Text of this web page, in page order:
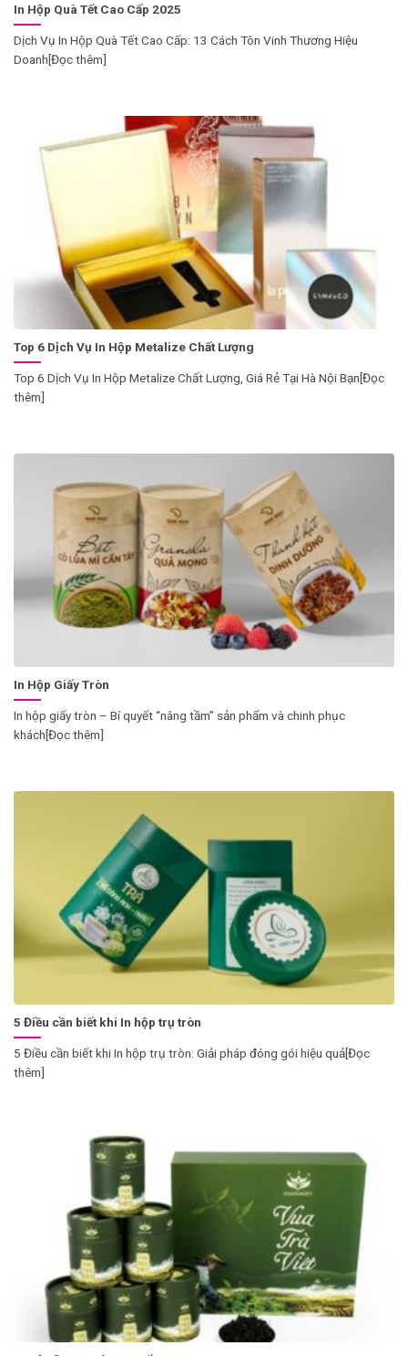
In Hộp Quà Tết Cao Cấp 2025
Dịch Vụ In Hộp Quà Tết Cao Cấp: 13 Cách Tôn Vinh Thương Hiệu
Doanh[Đọc thêm]
Top 6 Dịch Vụ In Hộp Metalize Chất Lượng
Top 6 Dịch Vụ In Hộp Metalize Chất Lượng, Giá Rẻ Tại Hà Nội Bạn[Đọc
thêm]
In Hộp Giấy Tròn
In hộp giấy tròn – Bí quyết “nâng tầm” sản phẩm và chinh phục
khách[Đọc thêm]
5 Điều cần biết khi In hộp trụ tròn
5 Điều cần biết khi In hộp trụ tròn: Giải pháp đóng gói hiệu quả[Đọc
thêm]